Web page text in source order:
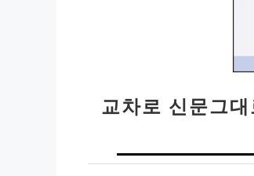
교차로 신문그